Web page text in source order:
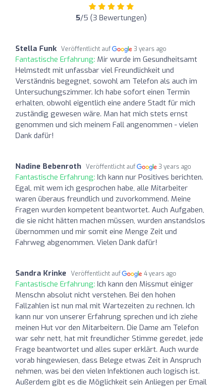
5/5 (3 Bewertungen)
Stella Funk Veröffentlicht auf 3 years ago
Fantastische Erfahrung: Mir wurde im Gesundheitsamt
Helmstedt mit unfassbar viel Freundlichkeit und
Verständnis begegnet, sowohl am Telefon als auch im
Untersuchungszimmer. Ich habe sofort einen Termin
erhalten, obwohl eigentlich eine andere Stadt für mich
zuständig gewesen wäre. Man hat mich stets ernst
genommen und sich meinem Fall angenommen - vielen
Dank dafür!
Nadine Bebenroth Veröffentlicht auf 3 years ago
Fantastische Erfahrung: Ich kann nur Positives berichten.
Egal, mit wem ich gesprochen habe, alle Mitarbeiter
waren überaus freundlich und zuvorkommend. Meine
Fragen wurden kompetent beantwortet. Auch Aufgaben,
die sie nicht hätten machen müssen, wurden anstandslos
übernommen und mir somit eine Menge Zeit und
Fahrweg abgenommen. Vielen Dank dafür!
Sandra Krinke Veröffentlicht auf 4 years ago
Fantastische Erfahrung: Ich kann den Missmut einiger
Menschn absolut nicht verstehen. Bei den hohen
Fallzahlen ist nun mal mit Wartezeiten zu rechnen. Ich
kann nur von unserer Erfahrung sprechen und ich ziehe
meinen Hut vor den Mitarbeitern. Die Dame am Telefon
war sehr nett, hat mit freundlicher Stimme geredet, jede
Frage beantwortet und alles super erklärt. Auch wurde
vorab hingewiesen, dass Belege etwas Zeit in Anspruch
nehmen, was bei den vielen Infektionen auch logisch ist.
Außerdem gibt es die Möglichkeit sein Anliegen per Email